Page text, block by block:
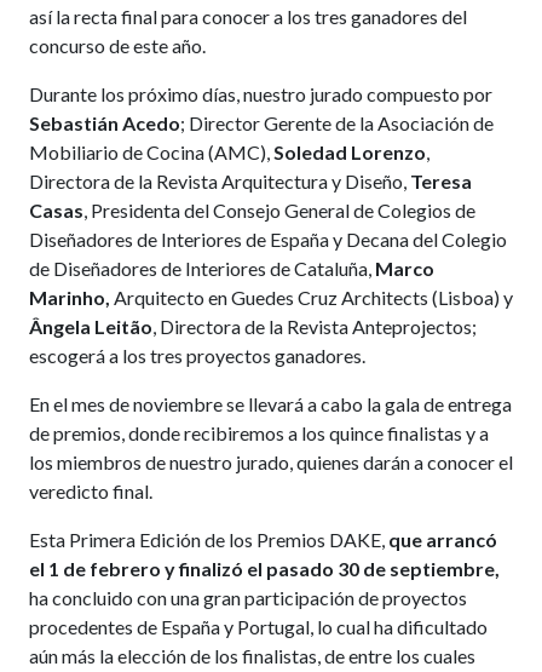
así la recta final para conocer a los tres ganadores del
concurso de este año.
Durante los próximo días, nuestro jurado compuesto por
Sebastián Acedo; Director Gerente de la Asociación de
Mobiliario de Cocina (AMC),Soledad Lorenzo,
Directora de la Revista Arquitectura y Diseño, Teresa
Casas, Presidenta del Consejo General de Colegios de
Diseñadores de Interiores de España y Decana del Colegio
de Diseñadores de Interiores de Cataluña, Marco
Marinho, Arquitecto en Guedes Cruz Architects (Lisboa) y
Ângela Leitão, Directora de la Revista Anteprojectos;
escogerá a los tres proyectos ganadores.
En el mes de noviembre se llevará a cabo la gala de entrega
de premios, donde recibiremos a los quince finalistas y a
los miembros de nuestro jurado, quienes darán a conocer el
veredicto final.
Esta Primera Edición de los Premios DAKE, que arrancó
el 1 de febrero y finalizó el pasado 30 de septiembre,
ha concluido con una gran participación de proyectos
procedentes de España y Portugal, lo cual ha dificultado
aún más la elección de los finalistas, de entre los cuales